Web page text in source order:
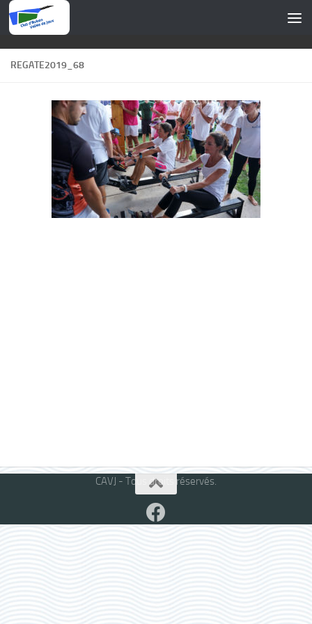
Skip to content
REGATE2019_68
CAVJ - Tous droits réservés.